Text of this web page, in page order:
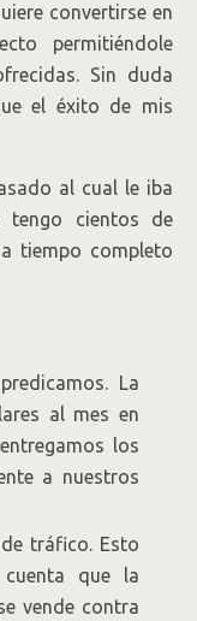
convertirse en
permitiéndole
Sin duda
el éxito de mis
al cual le iba
tengo cientos de
tiempo completo
La
al mes en
los
a nuestros
tráfico. Esto
que la
vende contra